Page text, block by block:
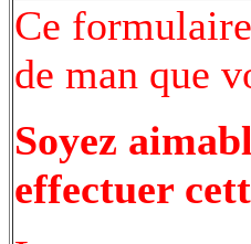
Ce
de man que
Soyez
effectuer